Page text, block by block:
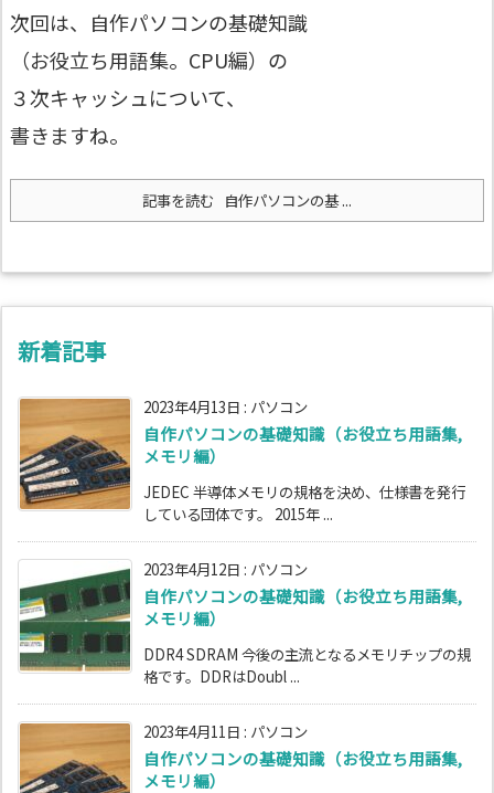
次回は、自作パソコンの基礎知識
（お役立ち用語集。CPU編）の
３次キャッシュについて、
書きますね。
記事を読む 自作パソコンの基 ...
新着記事
2023年4月13日 : パソコン
自作パソコンの基礎知識（お役立ち用語集,
メモリ編）
JEDEC 半導体メモリの規格を決め、仕様書を発行
している団体です。 2015年 ...
2023年4月12日 : パソコン
自作パソコンの基礎知識（お役立ち用語集,
メモリ編）
DDR4 SDRAM 今後の主流となるメモリチップの規
格です。DDRはDoubl ...
2023年4月11日 : パソコン
自作パソコンの基礎知識（お役立ち用語集,
メモリ編）